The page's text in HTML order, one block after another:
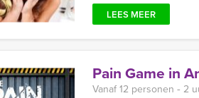
LEES MEER
Pain Game in
Vanaf 12 personen ‐ 2